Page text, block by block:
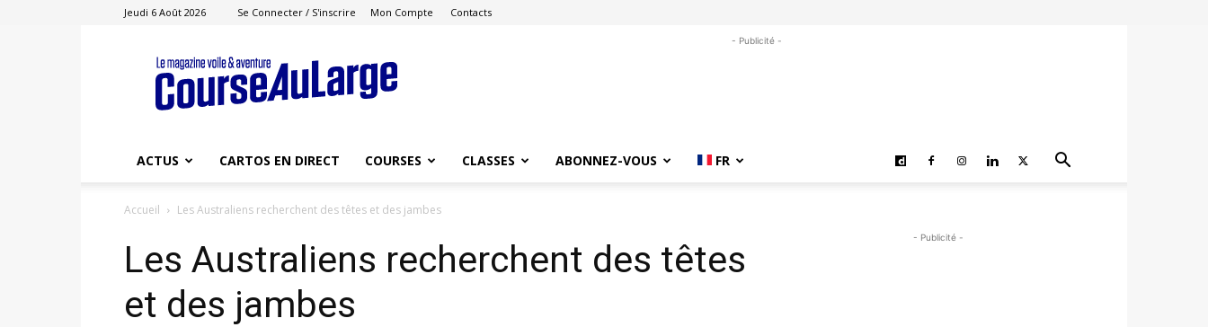
Jeudi 6 Août 2026 Se Connecter / S'inscrire Mon Compte Contacts
Course
au
Large
- Publicité -
ACTUS CARTOS EN DIRECT COURSES CLASSES ABONNEZ-VOUS FR
Accueil Les Australiens recherchent des têtes et des jambes
Les Australiens recherchent des têtes
et des jambes
- Publicité -